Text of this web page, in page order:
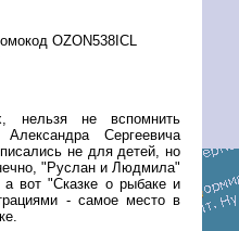
OZON538ICL
нельзя не вспомнить
Сергеевича
не для детей, но
"Руслан и Людмила"
вот "Сказке о рыбаке и
- самое место в